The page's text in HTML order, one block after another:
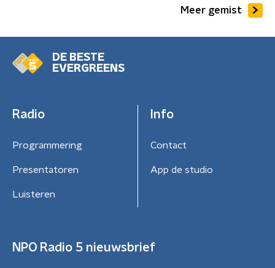
Meer gemist
DE BESTE
EVERGREENS
Radio
Programmering
Presentatoren
Luisteren
Info
Contact
App de studio
NPO Radio 5 nieuwsbrief